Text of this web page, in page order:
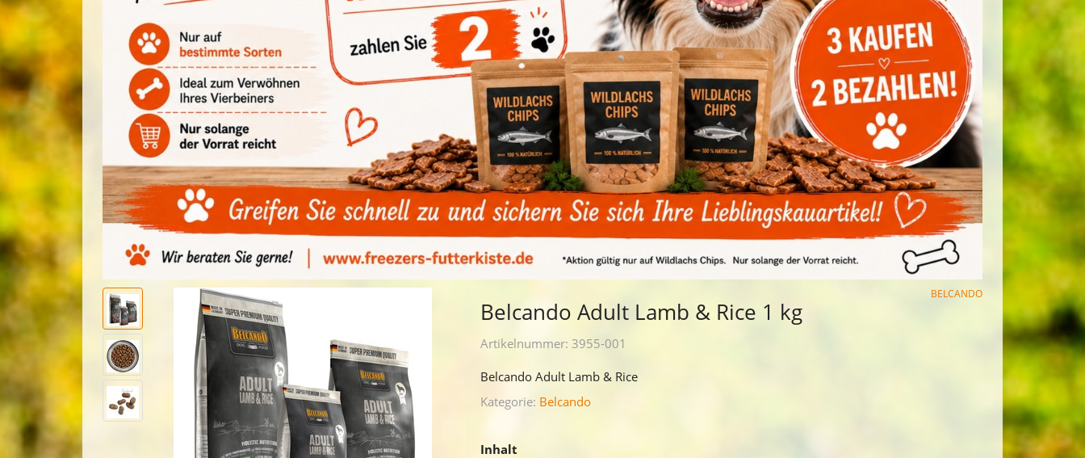
BELCANDO
Belcando Adult Lamb & Rice 1 kg
Artikelnummer: 3955-001
Belcando Adult Lamb & Rice
Kategorie: Belcando
Inhalt